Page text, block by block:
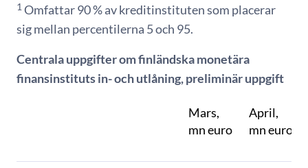
1 Omfattar 90 % av kreditinstituten som placerar
sig mellan percentilerna 5 och 95.
Centrala uppgifter om finländska monetära
finansinstituts in- och utlåning, preliminär uppgift
Mars,
mn euro
April,
mn euro